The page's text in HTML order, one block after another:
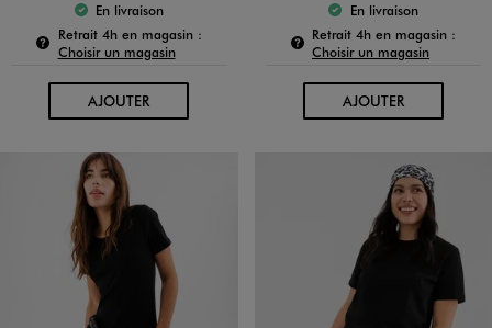
Le produit est disponible :
En livraison
Retrait 4h en magasin :Pour connaître la disponibilité de ce produit :
Choisir un magasin
AJOUTERAU PANIER
Le produit est
En livraison
Retrait 4h en magasin :
Choisir un magasin
AJOUTERAU PANIER